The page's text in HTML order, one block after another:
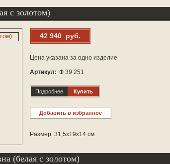
с золотом)
42 940 руб.
Цена указана за одно изделие
Артикул: Ф 39 251
Подробнее Купить
Добавить в избранное
Размер: 31,5х19х14 см
(белая с золотом)